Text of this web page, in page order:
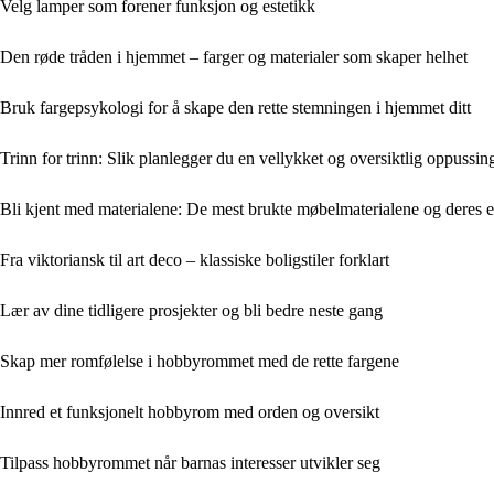
Velg lamper som forener funksjon og estetikk
Den røde tråden i hjemmet – farger og materialer som skaper helhet
Bruk fargepsykologi for å skape den rette stemningen i hjemmet ditt
Trinn for trinn: Slik planlegger du en vellykket og oversiktlig
Bli kjent med materialene: De mest brukte møbelmaterialene og deres
Fra viktoriansk til art deco – klassiske boligstiler forklart
Lær av dine tidligere prosjekter og bli bedre neste gang
Skap mer romfølelse i hobbyrommet med de rette fargene
Innred et funksjonelt hobbyrom med orden og oversikt
Tilpass hobbyrommet når barnas interesser utvikler seg